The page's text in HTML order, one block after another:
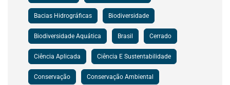
Bacias Hidrográficas Biodiversidade
Biodiversidade Aquática Brasil Cerrado
Ciência Aplicada Ciência E Sustentabilidade
Conservação Conservação Ambiental